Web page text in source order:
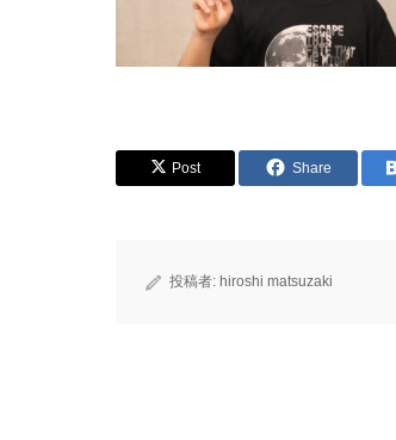
Post Share
投稿者: hiroshi matsuzaki